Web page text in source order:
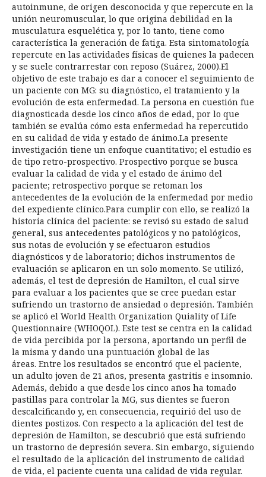
autoinmune, de origen desconocida y que repercute en la
unión neuromuscular, lo que origina debilidad en la
musculatura esquelética y, por lo tanto, tiene como
característica la generación de fatiga. Esta sintomatología
repercute en las actividades físicas de quienes la padecen
y se suele contrarrestar con reposo (Suárez, 2000).El
objetivo de este trabajo es dar a conocer el seguimiento de
un paciente con MG: su diagnóstico, el tratamiento y la
evolución de esta enfermedad. La persona en cuestión fue
diagnosticada desde los cinco años de edad, por lo que
también se evalúa cómo esta enfermedad ha repercutido
en su calidad de vida y estado de ánimo.La presente
investigación tiene un enfoque cuantitativo; el estudio es
de tipo retro-prospectivo. Prospectivo porque se busca
evaluar la calidad de vida y el estado de ánimo del
paciente; retrospectivo porque se retoman los
antecedentes de la evolución de la enfermedad por medio
del expediente clínico.Para cumplir con ello, se realizó la
historia clínica del paciente: se revisó su estado de salud
general, sus antecedentes patológicos y no patológicos,
sus notas de evolución y se efectuaron estudios
diagnósticos y de laboratorio; dichos instrumentos de
evaluación se aplicaron en un solo momento. Se utilizó,
además, el test de depresión de Hamilton, el cual sirve
para evaluar a los pacientes que se cree puedan estar
sufriendo un trastorno de ansiedad o depresión. También
se aplicó el World Health Organization Quiality of Life
Questionnaire (WHOQOL). Este test se centra en la calidad
de vida percibida por la persona, aportando un perfil de
la misma y dando una puntuación global de las
áreas. Entre los resultados se encontró que el paciente,
un adulto joven de 21 años, presenta gastritis e insomnio.
Además, debido a que desde los cinco años ha tomado
pastillas para controlar la MG, sus dientes se fueron
descalcificando y, en consecuencia, requirió del uso de
dientes postizos. Con respecto a la aplicación del test de
depresión de Hamilton, se descubrió que está sufriendo
un trastorno de depresión severa. Sin embargo, siguiendo
el resultado de la aplicación del instrumento de calidad
de vida, el paciente cuenta una calidad de vida regular.